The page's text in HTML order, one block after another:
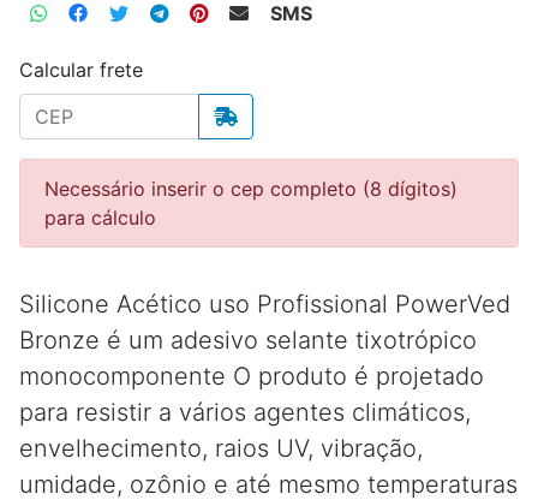
SMS
Calcular frete
Necessário inserir o cep completo (8 dígitos)
para cálculo
Silicone Acético uso Profissional PowerVed
Bronze é um adesivo selante tixotrópico
monocomponente O produto é projetado
para resistir a vários agentes climáticos,
envelhecimento, raios UV, vibração,
umidade, ozônio e até mesmo temperaturas